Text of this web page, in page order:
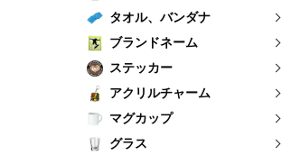
タオル、バンダナ
ブランドネーム
ステッカー
アクリルチャーム
マグカップ
グラス